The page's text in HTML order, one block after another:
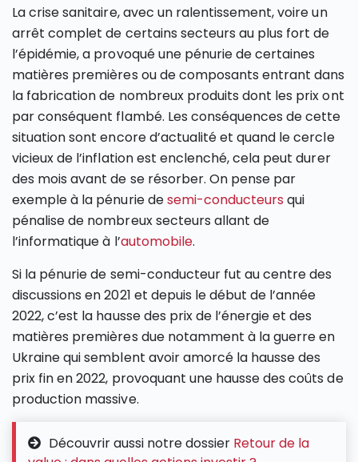
La crise sanitaire, avec un ralentissement, voire un
arrêt complet de certains secteurs au plus fort de
l’épidémie, a provoqué une pénurie de certaines
matières premières ou de composants entrant dans
la fabrication de nombreux produits dont les prix ont
par conséquent flambé. Les conséquences de cette
situation sont encore d’actualité et quand le cercle
vicieux de l’inflation est enclenché, cela peut durer
des mois avant de se résorber. On pense par
exemple à la pénurie desemi-conducteurs qui
pénalise de nombreux secteurs allant de
l’informatique à l’automobile.
Si la pénurie de semi-conducteur fut au centre des
discussions en 2021 et depuis le début de l’année
2022, c’est la hausse des prix de l’énergie et des
matières premières due notamment à la guerre en
Ukraine qui semblent avoir amorcé la hausse des
prix fin en 2022, provoquant une hausse des coûts de
production massive.
Découvrir aussi notre dossier Retour de la